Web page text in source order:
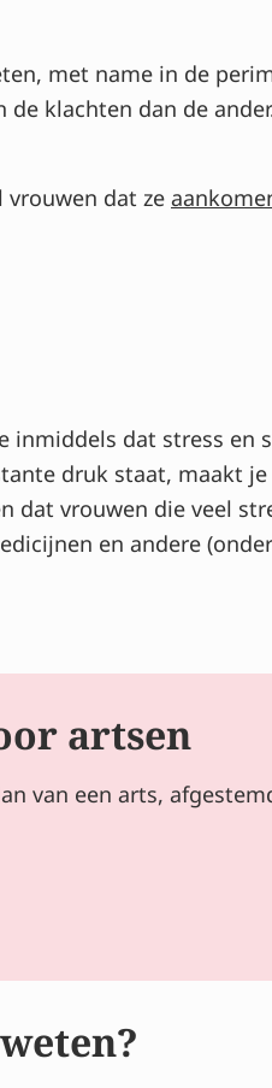
met name in de
klachten dan de
vrouwen dat ze
inmiddels dat stress en
druk staat, maakt
dat vrouwen die veel
en andere
artsen
van een arts,